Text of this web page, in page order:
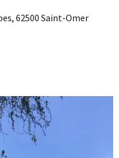
62500 Saint-Omer